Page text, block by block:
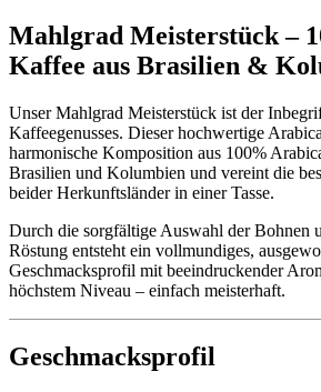
Mahlgrad Meisterstück –
Kaffee aus Brasilien &
Unser Mahlgrad Meisterstück ist der
Kaffeegenusses. Dieser hochwertige
harmonische Komposition aus 100%
Brasilien und Kolumbien und vereint die
beider Herkunftsländer in einer Tasse.
Durch die sorgfältige Auswahl der Bohnen
Röstung entsteht ein vollmundiges,
Geschmacksprofil mit beeindruckender
höchstem Niveau – einfach meisterhaft.
Geschmacksprofil